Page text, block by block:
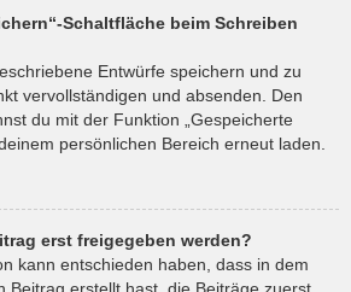
Schaltfläche beim Schreiben
Entwürfe speichern und zu
vervollständigen und absenden. Den
du mit der Funktion „Gespeicherte
persönlichen Bereich erneut laden.
erst freigegeben werden?
kann entschieden haben, dass in dem